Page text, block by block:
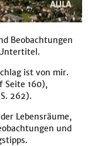
Beobachtungen
ist von mir.
Seite 160),
262).
Lebensräume,
und